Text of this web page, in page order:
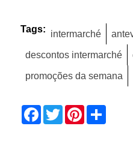
Tags: intermarché
descontos intermarché
promoções da semana
Facebook
TwitterPinterest
Share